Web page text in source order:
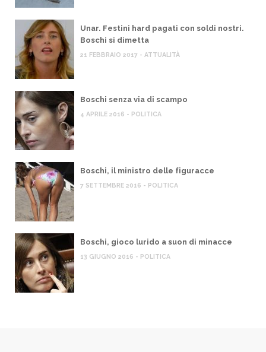
Unar. Festini hard pagati con soldi nostri.
Boschi si dimetta
21 FEBBRAIO 2017 - ATTUALITÀ
Boschi senza via di scampo
4 APRILE 2016 - POLITICA
Boschi, il ministro delle figuracce
7 SETTEMBRE 2016 - POLITICA
Boschi, gioco lurido a suon di minacce
13 GIUGNO 2016 - POLITICA